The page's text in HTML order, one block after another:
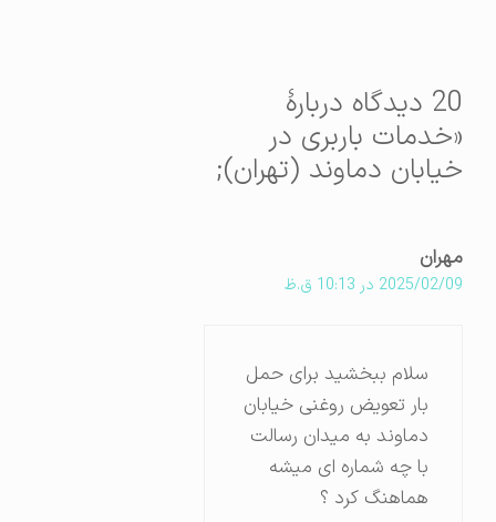
20 دیدگاه دربارهٔ
«خدمات باربری در
خیابان دماوند (تهران);
مهران
2025/02/09 در 10:13 ق.ظ
سلام ببخشید برای حمل
بار تعویض روغنی خیابان
دماوند به میدان رسالت
با چه شماره ای میشه
هماهنگ کرد ؟